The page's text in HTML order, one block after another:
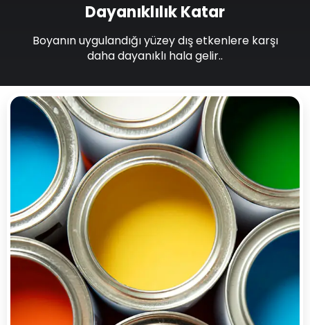
Dayanıklılık Katar
Boyanın uygulandığı yüzey dış etkenlere karşı
daha dayanıklı hala gelir..